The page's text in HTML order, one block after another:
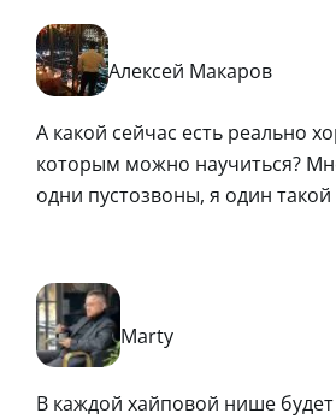
Алексей Макаров
А какой сейчас есть реально
которым можно научиться?
одни пустозвоны, я один
Marty
В каждой хайповой нише будет